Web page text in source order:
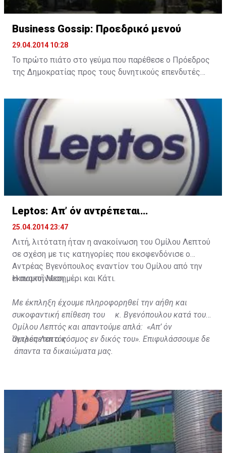
Business Gossip: Προεδρικό μενού
29.04.2014 10:28
Το πρώτο πιάτο στο γεύμα που παρέθεσε ο Πρόεδρος
της Δημοκρατίας προς τους δυνητικούς επενδυτές
κυρίως πιάτο ήταν λαβράκι με κρέμα και λεμονάτη
σος.
Μάλιστα μαθαίνουμε πως το κυρίως πιάτο ήταν
ιδιαίτερα εντυπωσιακό από πλευράς παρουσίασης,
ενώ όσοι παρακάθισαν στο γεύμα φαίνεται να
απόλαυσαν τα πιάτα που ετοίμασε ξενοδοχείο της
πρωτεύουσας.
Leptos: Απ’ όν αντρέπεται…
25.04.2014 23:47
Λιτή, λιτότατη ήταν η ανακοίνωση του Ομίλου Λεπτού
σε σχέση με τις κατηγορίες που εκσφενδόνισε ο
Αντρέας Βγενόπουλος εναντίον του Ομίλου από την
εκπομπή Μεσημέρι και Κάτι.
Η ανακοίνωση
Με έκπληξη έχουμε πληροφορηθεί την αήθη και
συκοφαντική επίθεση του κ. Βγενόπουλου κατά του
Ομίλου Λεπτός και απαντούμε απλά: «Απ’ όν
αντρέπεται ο κόσμος εν δικός του». Επιφυλάσσουμε δε
άπαντα τα δικαιώματα μας.
Όμιλος Λεπτός